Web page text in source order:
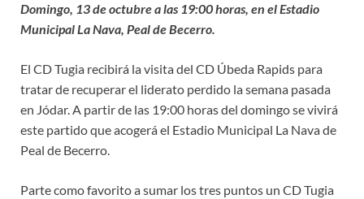
Domingo, 13 de octubre a las 19:00 horas, en el Estadio
Municipal La Nava, Peal de Becerro.
El CD Tugia recibirá la visita del CD Úbeda Rapids para
tratar de recuperar el liderato perdido la semana pasada
en Jódar. A partir de las 19:00 horas del domingo se vivirá
este partido que acogerá el Estadio Municipal La Nava de
Peal de Becerro.
Parte como favorito a sumar los tres puntos un CD Tugia